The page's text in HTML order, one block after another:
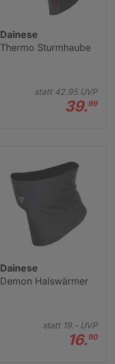
Dainese
Thermo Sturmhaube
statt 42.95UVP
39.99
Dainese
Demon Halswärmer
statt 19.-UVP
16.90